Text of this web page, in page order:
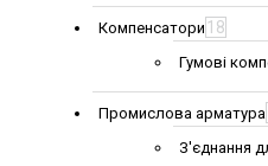
Компенсатори 18
Гумові
Промислова арматура
З'єднання